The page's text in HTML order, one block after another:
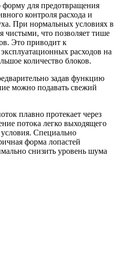
для предотвращения
контроля расхода и
При нормальных условиях в
что позволяет тише
Это приводит к
расходов на
количество блоков.
задав функцию
можно подавать свежий
плавно протекает через
потока легко выходящего
Специально
форма лопастей
снизить уровень шума